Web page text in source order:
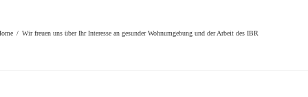
/ Wir freuen uns über Ihr Interesse an gesunder Wohnumgebung und der Arbeit des IBR